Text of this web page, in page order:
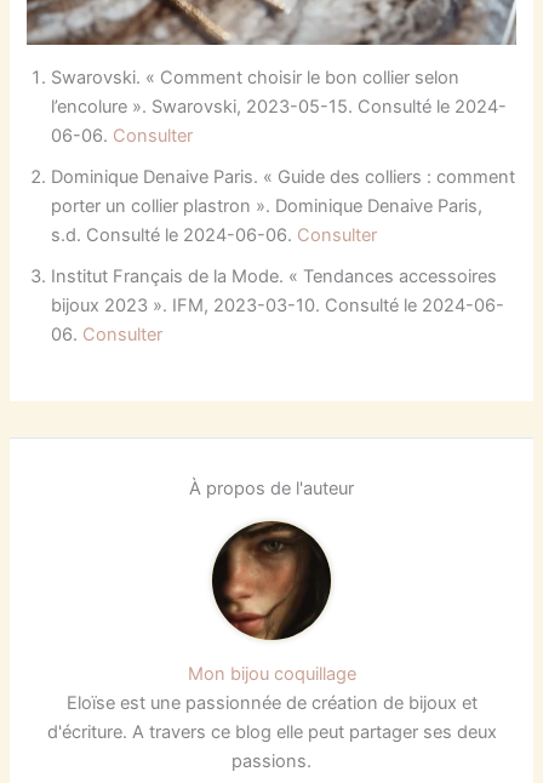
Swarovski. « Comment choisir le bon collier selon
l’encolure ». Swarovski, 2023-05-15. Consulté le 2024-
06-06. Consulter
Dominique Denaive Paris. « Guide des colliers : comment
porter un collier plastron ». Dominique Denaive Paris,
s.d. Consulté le 2024-06-06. Consulter
Institut Français de la Mode. « Tendances accessoires
bijoux 2023 ». IFM, 2023-03-10. Consulté le 2024-06-
06. Consulter
À propos de l'auteur
Mon bijou coquillage
Eloïse est une passionnée de création de bijoux et
d'écriture. A travers ce blog elle peut partager ses deux
passions.